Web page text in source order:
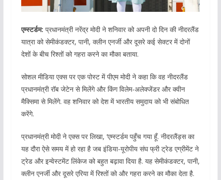
एम्स्टर्डम: प्रधानमंत्री नरेंद्र मोदी ने शनिवार को अपनी दो दिन की नीदरलैंड
यात्रा को सेमीकंडक्टर, पानी, क्लीन एनर्जी और दूसरे कई सेक्टर में दोनों
देशों के बीच रिश्तों को गहरा करने का मौका बताया.
सोशल मीडिया एक्स पर एक पोस्ट में पीएम मोदी ने कहा कि वह नीदरलैंड
प्रधानमंत्री रॉब जेटेन से मिलेंगे और किंग विलेम-अलेक्जेंडर और क्वीन
मैक्सिमा से मिलेंगे. वह शनिवार को देश में भारतीय समुदाय को भी संबोधित
करेंगे.
प्रधानमंत्री मोदी ने एक्स पर लिखा, ‘एम्स्टर्डम पहुँच गया हूँ. नीदरलैंड्स का
यह दौरा ऐसे समय में हो रहा है जब इंडिया-यूरोपीय संघ फ्री ट्रेड एग्रीमेंट ने
ट्रेड और इन्वेस्टमेंट लिंकेज को बहुत बढ़ावा दिया है. यह सेमीकंडक्टर, पानी,
क्लीन एनर्जी और दूसरे एरिया में रिश्तों को और गहरा करने का मौका देता है.